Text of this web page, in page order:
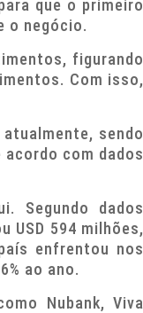
que o primeiro
o negócio.
figurando
Com isso,
sendo
com dados
Segundo dados
USD 594 milhões,
enfrentou nos
ao ano.
Nubank, Viva